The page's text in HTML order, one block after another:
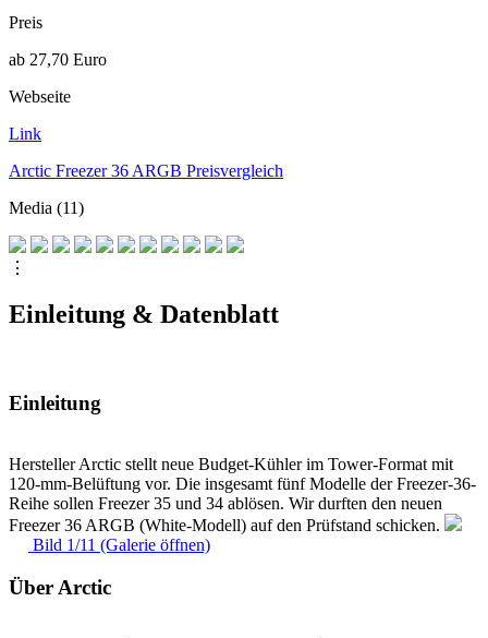
Preis
ab 27,70 Euro
Webseite
Link
Arctic Freezer 36 ARGB Preisvergleich
Media (11)
⋮
Einleitung & Datenblatt
Einleitung
Hersteller Arctic stellt neue Budget-Kühler im Tower-Format mit
120-mm-Belüftung vor. Die insgesamt fünf Modelle der Freezer-36-
Reihe sollen Freezer 35 und 34 ablösen. Wir durften den neuen
Freezer 36 ARGB (White-Modell) auf den Prüfstand schicken.
Bild 1/11 (Galerie öffnen)
Über Arctic